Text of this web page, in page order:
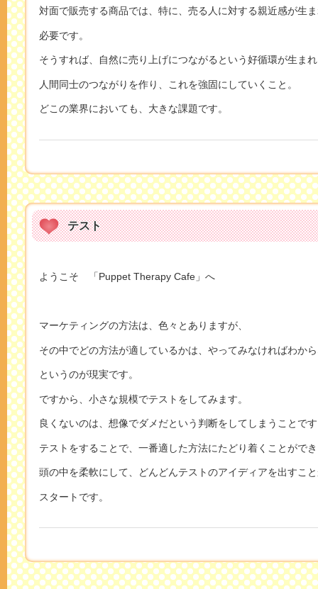
対面で販売する商品では、特に、売る人に対する親近感が生
必要です。
そうすれば、自然に売り上げにつながるという好循環が生ま
人間同士のつながりを作り、これを強固にしていくこと。
どこの業界においても、大きな課題です。
テスト
ようこそ 「Puppet Therapy Cafe」へ
マーケティングの方法は、色々とありますが、
その中でどの方法が適しているかは、やってみなければわか
というのが現実です。
ですから、小さな規模でテストをしてみます。
良くないのは、想像でダメだという判断をしてしまうことで
テストをすることで、一番適した方法にたどり着くことがで
頭の中を柔軟にして、どんどんテストのアイディアを出すこ
スタートです。